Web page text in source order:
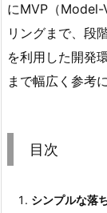
にMVP（Model-
リングまで、段
を利用した開発
まで幅広く参考
目次
シンプルな落